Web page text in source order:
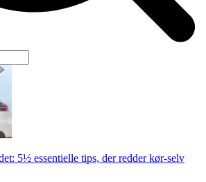
5½ essentielle tips, der redder kør-selv